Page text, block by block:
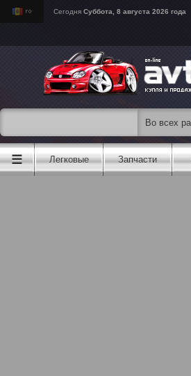
Сегодня Суббота, 8 августа 2026 года
☰ Легковые Запчасти